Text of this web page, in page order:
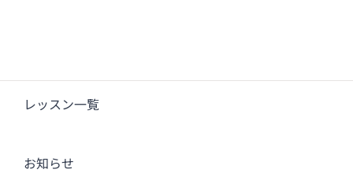
レッスン一覧
お知らせ